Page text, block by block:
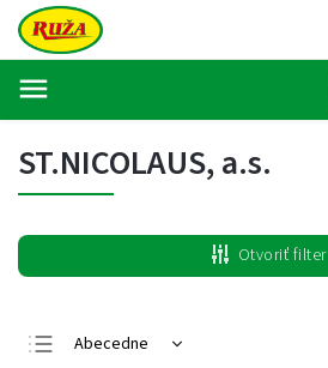
ST.NICOLAUS, a.s.
Otvoriť filter
Abecedne